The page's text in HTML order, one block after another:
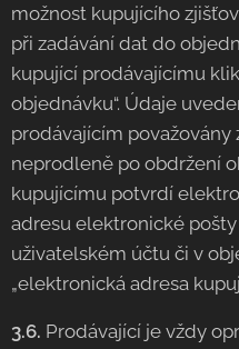
možnost kupujícího
při zadávání dat do
kupující prodávajícímu
objednávku“. Údaje
prodávajícím považovány
neprodleně po obdržení
kupujícímu potvrdí
adresu elektronické
uživatelském účtu či v
„elektronická adresa
3.6. Prodávající je vždy